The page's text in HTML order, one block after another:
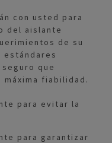
con usted para
del aislante
de su
estándares
que
fiabilidad.
para evitar la
para garantizar